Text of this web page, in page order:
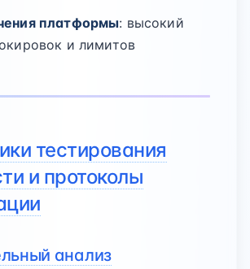
платформы: высокий
и лимитов
тестирования
и протоколы
анализ